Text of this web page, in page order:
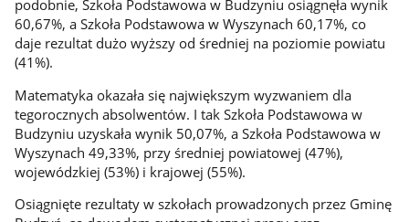
podobnie, Szkoła Podstawowa w Budzyniu osiągnęła wynik
60,67%, a Szkoła Podstawowa w Wyszynach 60,17%, co
daje rezultat dużo wyższy od średniej na poziomie powiatu
(41%).
Matematyka okazała się największym wyzwaniem dla
tegorocznych absolwentów. I tak Szkoła Podstawowa w
Budzyniu uzyskała wynik 50,07%, a Szkoła Podstawowa w
Wyszynach 49,33%, przy średniej powiatowej (47%),
wojewódzkiej (53%) i krajowej (55%).
Osiągnięte rezultaty w szkołach prowadzonych przez Gminę